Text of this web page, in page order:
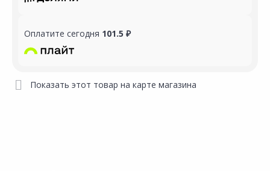
Оплатите сегодня 101.5 ₽
Показать этот товар на карте магазина